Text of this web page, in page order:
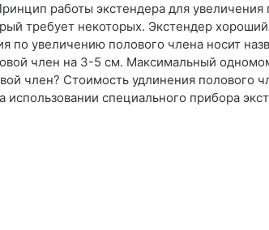
работы экстендера для
требует некоторых. Экстендер
по увеличению полового члена носит
член на 3-5 см. Максимальный
член? Стоимость удлинения полового
специального прибора